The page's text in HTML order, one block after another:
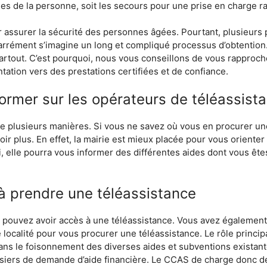
de la personne, soit les secours pour une prise en charge
assurer la sécurité des personnes âgées. Pourtant,
s’imagine un long et compliqué processus
C’est pourquoi, nous vous conseillons de vous
vers des prestations certifiées et de confiance.
sur les opérateurs de
plusieurs manières. Si vous ne savez où vous en procurer
plus. En effet, la mairie est mieux placée pour vous
elle pourra vous informer des différentes aides dont vous
prendre une téléassistance
avoir accès à une téléassistance. Vous avez
localité pour vous procurer une téléassistance. Le rôle
le foisonnement des diverses aides et subventions
de demande d’aide financière. Le CCAS de charge donc